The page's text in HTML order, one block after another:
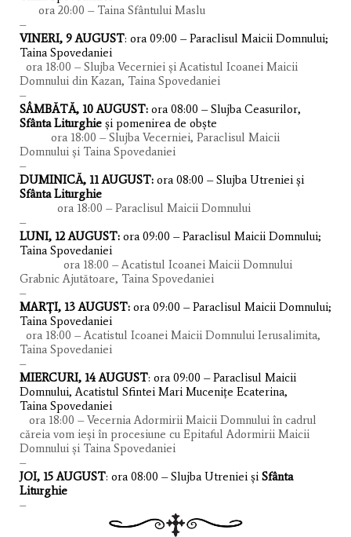
ora 20:00 – Taina Sfântului Maslu
–
VINERI, 9 AUGUST: ora 09:00 – Paraclisul Maicii Domnului;
Taina Spovedaniei
ora 18:00 – Slujba Vecerniei și Acatistul Icoanei Maicii
Domnului din Kazan, Taina Spovedaniei
–
SÂMBĂTĂ, 10 AUGUST: ora 08:00 – Slujba Ceasurilor,
Sfânta Liturghie și pomenirea de obște
ora 18:00 – Slujba Vecerniei, Paraclisul Maicii
Domnului și Taina Spovedaniei
–
DUMINICĂ, 11 AUGUST: ora 08:00 – Slujba Utreniei și
Sfânta Liturghie
ora 18:00 – Paraclisul Maicii Domnului
–
LUNI, 12 AUGUST: ora 09:00 – Paraclisul Maicii Domnului;
Taina Spovedaniei
ora 18:00 – Acatistul Icoanei Maicii Domnului
Grabnic Ajutătoare, Taina Spovedaniei
–
MARȚI, 13 AUGUST: ora 09:00 – Paraclisul Maicii Domnului;
Taina Spovedaniei
ora 18:00 – Acatistul Icoanei Maicii Domnului Ierusalimita,
Taina Spovedaniei
–
MIERCURI, 14 AUGUST: ora 09:00 – Paraclisul Maicii
Domnului, Acatistul Sfintei Mari Mucenițe Ecaterina,
Taina Spovedaniei
ora 18:00 – Vecernia Adormirii Maicii Domnului în cadrul
căreia vom ieși în procesiune cu Epitaful Adormirii Maicii
Domnului și Taina Spovedaniei
–
JOI, 15 AUGUST: ora 08:00 – Slujba Utreniei șiSfânta
Liturghie
–